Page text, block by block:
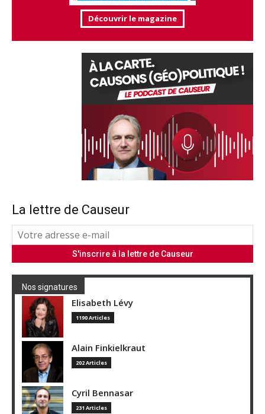
Découvrir le magazine
La lettre de Causeur
Nos signatures
Elisabeth Lévy
1190 Articles
Alain Finkielkraut
202 Articles
Cyril Bennasar
231 Articles